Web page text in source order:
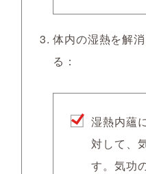
体内の湿熱を解
る：
湿熱内蘊
対して、
す。気功